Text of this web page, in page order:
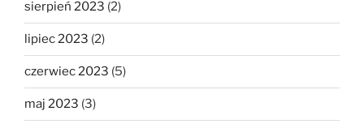
sierpień 2023 (2)
lipiec 2023 (2)
czerwiec 2023 (5)
maj 2023 (3)